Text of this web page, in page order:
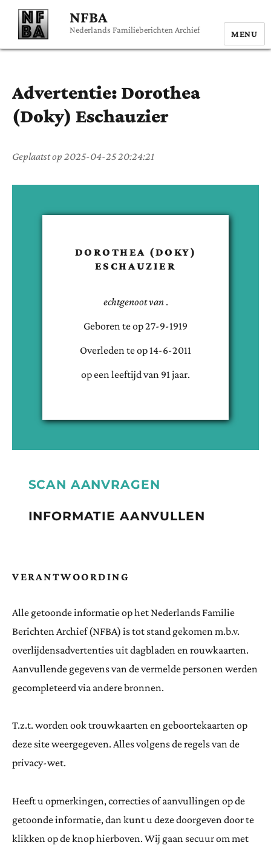
NFBA
Nederlands Familieberichten Archief MENU
Advertentie: Dorothea
(Doky) Eschauzier
Geplaatst op 2025-04-25 20:24:21
DOROTHEA (DOKY)
ESCHAUZIER
echtgenoot van .
Geboren teop27-9-1919
Overleden teop 14-6-2011
op een leeftijd van 91 jaar.
SCAN AANVRAGEN
INFORMATIE AANVULLEN
VERANTWOORDING
Alle getoonde informatie op het Nederlands Familie
Berichten Archief (NFBA) is tot stand gekomen m.b.v.
overlijdensadvertenties uit dagbladen en rouwkaarten.
Aanvullende gegevens van de vermelde personen werden
gecompleteerd via andere bronnen.
T.z.t. worden ook trouwkaarten en geboortekaarten op
deze site weergegeven. Alles volgens de regels van de
privacy-wet.
Heeft u opmerkingen, correcties of aanvullingen op de
getoonde informatie, dan kunt u deze doorgeven door te
klikken op de knop hierboven. Wij gaan secuur om met